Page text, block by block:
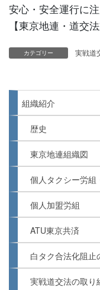
安心・安全運行に
【東京地連・道交
カテゴリー 実戦道
組織紹介
歴史
東京地連組織図
個人タクシー労組
個人加盟労組
ATU東京共済
白タク合法化阻止
実戦道交法の取り